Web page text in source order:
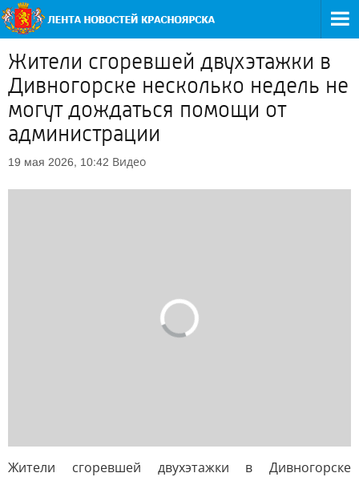
Жители сгоревшей двухэтажки в
Дивногорске несколько недель не
могут дождаться помощи от
администрации
19 мая 2026, 10:42 Видео
Жители сгоревшей двухэтажки в Дивногорске